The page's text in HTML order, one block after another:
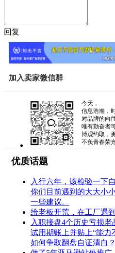
回复
加入卖家微信群
今天，
信息浩瀚，
对品牌的向
唯有勤奋者
博观约取，
不负青春荣光
优质话题
入行六年，该检验一下
你们目前遇到的大大小
一些建议。
给老板开荒，在工厂遇
入职接盘4个历史亏损
试用期账上并贴上“能力
如何争取翻盘自证清白？